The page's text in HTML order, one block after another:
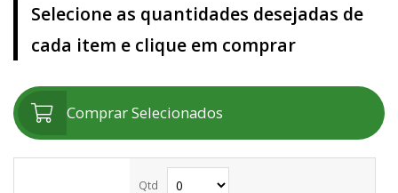
Selecione as quantidades desejadas de
cada item e clique em comprar
Comprar Selecionados